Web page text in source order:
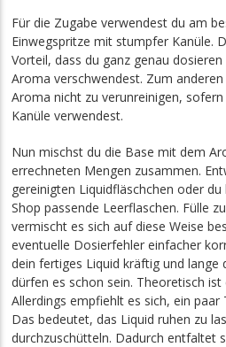
Für die Zugabe verwendest du am
Einwegspritze mit stumpfer Kanüle.
Vorteil, dass du ganz genau
Aroma verschwendest. Zum
Aroma nicht zu verunreinigen,
Kanüle verwendest.
Nun mischst du die Base mit dem
errechneten Mengen zusammen.
gereinigten Liquidfläschchen oder
Shop passende Leerflaschen. Fülle
vermischt es sich auf diese Weise
eventuelle Dosierfehler einfacher
dein fertiges Liquid kräftig und lange
dürfen es schon sein. Theoretisch
Allerdings empfiehlt es sich, ein paar
Das bedeutet, das Liquid ruhen zu
durchzuschütteln. Dadurch entfaltet